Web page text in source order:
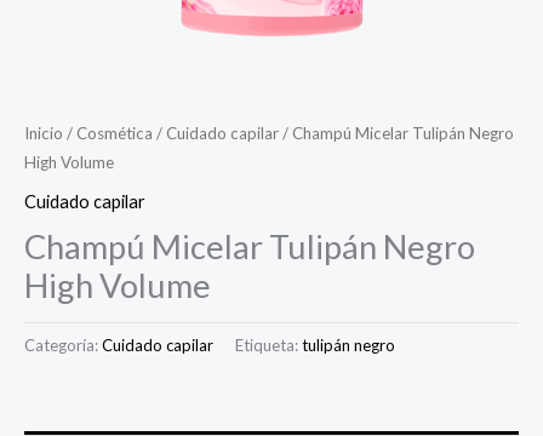
Inicio / Cosmética / Cuidado capilar/ Champú Micelar Tulipán Negro
High Volume
Cuidado capilar
Champú Micelar Tulipán Negro
High Volume
Categoría:Cuidado capilar Etiqueta:tulipán negro